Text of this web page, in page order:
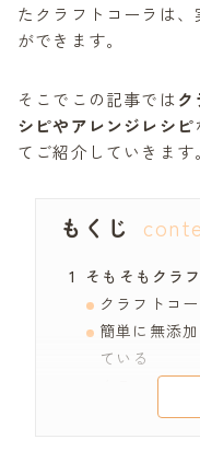
コ
たクラフトコーラは
ができます。
そこでこの記事では
シピやアレンジレシピ
てご紹介していきます。
もくじ
そもそもクラ
クラフトコ
簡単に無添
ている
クラフトコ